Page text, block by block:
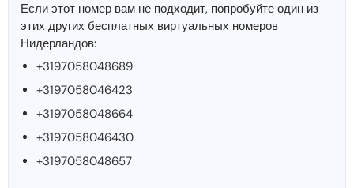
Если этот номер вам не подходит, попробуйте один из
этих других бесплатных виртуальных номеров
Нидерландов:
+3197058048689
+3197058046423
+3197058048664
+3197058046430
+3197058048657